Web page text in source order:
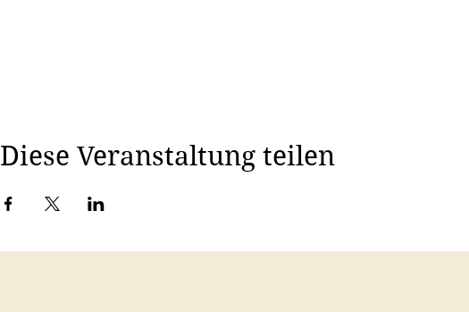
Diese Veranstaltung teilen